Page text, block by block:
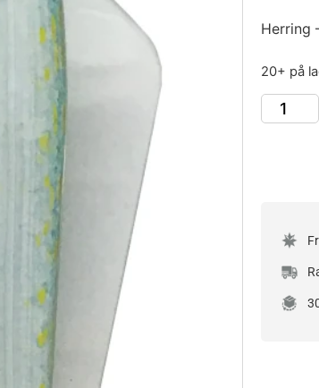
Herring
20+ på